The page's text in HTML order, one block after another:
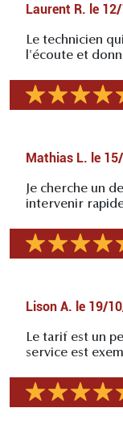
Laurent R. le
Le technicien
l'écoute et
Mathias L. le
Je cherche un
intervenir
Lison A. le 19/
Le tarif est un
service est